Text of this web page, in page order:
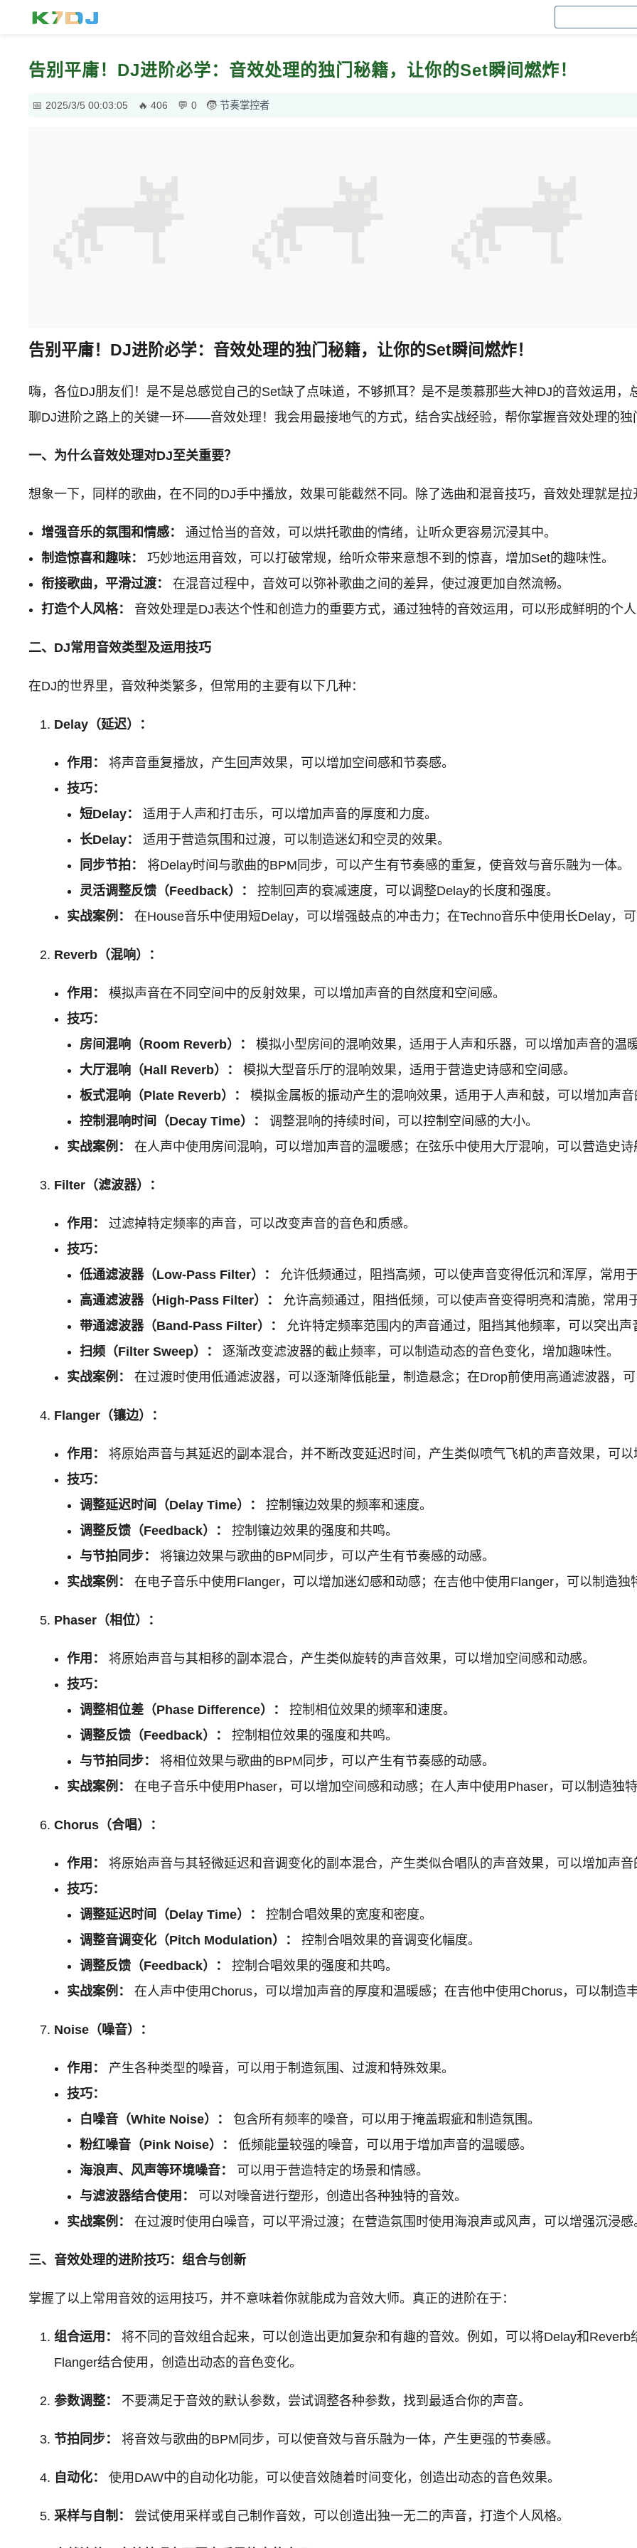
告别平庸！DJ进阶必学：音效处理的独门秘籍，让你的Set瞬间燃炸！
2025/3/5 00:03:05 406 0 节奏掌控者
告别平庸！DJ进阶必学：音效处理的独门秘籍，让你的Set瞬间燃炸！
嗨，各位DJ朋友们！是不是总感觉自己的Set缺了点味道，不够抓耳？是不是羡慕那些大神DJ的音效运用
聊DJ进阶之路上的关键一环——音效处理！我会用最接地气的方式，结合实战经验，帮你掌握音效处理的独
一、为什么音效处理对DJ至关重要？
想象一下，同样的歌曲，在不同的DJ手中播放，效果可能截然不同。除了选曲和混音技巧，音效处理就是拉
增强音乐的氛围和情感：
通过恰当的音效，可以烘托歌曲的情绪，让听众更容易沉浸其中。
制造惊喜和趣味：
巧妙地运用音效，可以打破常规，给听众带来意想不到的惊喜，增加Set的趣味性。
衔接歌曲，平滑过渡：
在混音过程中，音效可以弥补歌曲之间的差异，使过渡更加自然流畅。
打造个人风格：
音效处理是DJ表达个性和创造力的重要方式，通过独特的音效运用，可以形成鲜明的个人
二、DJ常用音效类型及运用技巧
在DJ的世界里，音效种类繁多，但常用的主要有以下几种：
Delay（延迟）：
作用：
将声音重复播放，产生回声效果，可以增加空间感和节奏感。
技巧：
短Delay：
适用于人声和打击乐，可以增加声音的厚度和力度。
长Delay：
适用于营造氛围和过渡，可以制造迷幻和空灵的效果。
同步节拍：
将Delay时间与歌曲的BPM同步，可以产生有节奏感的重复，使音效与音乐融为一体。
灵活调整反馈（Feedback）：
控制回声的衰减速度，可以调整Delay的长度和强度。
实战案例：
在House音乐中使用短Delay，可以增强鼓点的冲击力；在Techno音乐中使用长Delay，可
Reverb（混响）：
作用：
模拟声音在不同空间中的反射效果，可以增加声音的自然度和空间感。
技巧：
房间混响（Room Reverb）：
模拟小型房间的混响效果，适用于人声和乐器，可以增加声音的温暖
大厅混响（Hall Reverb）：
模拟大型音乐厅的混响效果，适用于营造史诗感和空间感。
板式混响（Plate Reverb）：
模拟金属板的振动产生的混响效果，适用于人声和鼓，可以增加声音
控制混响时间（Decay Time）：
调整混响的持续时间，可以控制空间感的大小。
实战案例：
在人声中使用房间混响，可以增加声音的温暖感；在弦乐中使用大厅混响，可以营造史诗
Filter（滤波器）：
作用：
过滤掉特定频率的声音，可以改变声音的音色和质感。
技巧：
低通滤波器（Low-Pass Filter）：
允许低频通过，阻挡高频，可以使声音变得低沉和浑厚，常用
高通滤波器（High-Pass Filter）：
允许高频通过，阻挡低频，可以使声音变得明亮和清脆，常用
带通滤波器（Band-Pass Filter）：
允许特定频率范围内的声音通过，阻挡其他频率，可以突出声
扫频（Filter Sweep）：
逐渐改变滤波器的截止频率，可以制造动态的音色变化，增加趣味性。
实战案例：
在过渡时使用低通滤波器，可以逐渐降低能量，制造悬念；在Drop前使用高通滤波器，可
Flanger（镶边）：
作用：
将原始声音与其延迟的副本混合，并不断改变延迟时间，产生类似喷气飞机的声音效果，可以
技巧：
调整延迟时间（Delay Time）：
控制镶边效果的频率和速度。
调整反馈（Feedback）：
控制镶边效果的强度和共鸣。
与节拍同步：
将镶边效果与歌曲的BPM同步，可以产生有节奏感的动感。
实战案例：
在电子音乐中使用Flanger，可以增加迷幻感和动感；在吉他中使用Flanger，可以制造独
Phaser（相位）：
作用：
将原始声音与其相移的副本混合，产生类似旋转的声音效果，可以增加空间感和动感。
技巧：
调整相位差（Phase Difference）：
控制相位效果的频率和速度。
调整反馈（Feedback）：
控制相位效果的强度和共鸣。
与节拍同步：
将相位效果与歌曲的BPM同步，可以产生有节奏感的动感。
实战案例：
在电子音乐中使用Phaser，可以增加空间感和动感；在人声中使用Phaser，可以制造独特
Chorus（合唱）：
作用：
将原始声音与其轻微延迟和音调变化的副本混合，产生类似合唱队的声音效果，可以增加声音
技巧：
调整延迟时间（Delay Time）：
控制合唱效果的宽度和密度。
调整音调变化（Pitch Modulation）：
控制合唱效果的音调变化幅度。
调整反馈（Feedback）：
控制合唱效果的强度和共鸣。
实战案例：
在人声中使用Chorus，可以增加声音的厚度和温暖感；在吉他中使用Chorus，可以制造
Noise（噪音）：
作用：
产生各种类型的噪音，可以用于制造氛围、过渡和特殊效果。
技巧：
白噪音（White Noise）：
包含所有频率的噪音，可以用于掩盖瑕疵和制造氛围。
粉红噪音（Pink Noise）：
低频能量较强的噪音，可以用于增加声音的温暖感。
海浪声、风声等环境噪音：
可以用于营造特定的场景和情感。
与滤波器结合使用：
可以对噪音进行塑形，创造出各种独特的音效。
实战案例：
在过渡时使用白噪音，可以平滑过渡；在营造氛围时使用海浪声或风声，可以增强沉浸感
三、音效处理的进阶技巧：组合与创新
掌握了以上常用音效的运用技巧，并不意味着你就能成为音效大师。真正的进阶在于：
组合运用：
将不同的音效组合起来，可以创造出更加复杂和有趣的音效。例如，可以将Delay和
Flanger结合使用，创造出动态的音色变化。
参数调整： 不要满足于音效的默认参数，尝试调整各种参数，找到最适合你的声音。
节拍同步： 将音效与歌曲的BPM同步，可以使音效与音乐融为一体，产生更强的节奏感。
自动化： 使用DAW中的自动化功能，可以使音效随着时间变化，创造出动态的音色效果。
采样与自制： 尝试使用采样或自己制作音效，可以创造出独一无二的声音，打造个人风格。